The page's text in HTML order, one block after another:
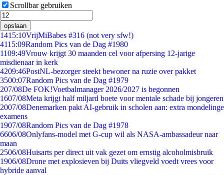
Scrollbar gebruiken
opslaan
1415:10VrijMiBabes #316 (not very sfw!)
4115:09Random Pics van de Dag #1980
1109:49Vrouw krijgt 30 maanden cel voor afpersing 12-jarige
misdienaar in kerk
4209:46PostNL-bezorger steekt bewoner na ruzie over pakket
3500:07Random Pics van de Dag #1979
207/08De FOK!Voetbalmanager 2026/2027 is begonnen
1607/08Meta krijgt half miljard boete voor mentale schade bij jongeren
2007/08Denemarken pakt AI-gebruik in scholen aan: extra mondelinge
examens
1907/08Random Pics van de Dag #1978
6606/08Onlyfans-model met G-cup wil als NASA-ambassadeur naar
maan
2506/08Huisarts per direct uit vak gezet om ernstig alcoholmisbruik
1906/08Drone met explosieven bij Duits vliegveld voedt vrees voor
hybride aanval